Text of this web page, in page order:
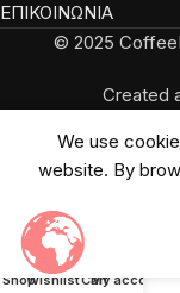
ΕΠΙΚΟΙΝΩΝΙΑ
© 2025
Created
We use
website. By
ShopWishlistCart
My account